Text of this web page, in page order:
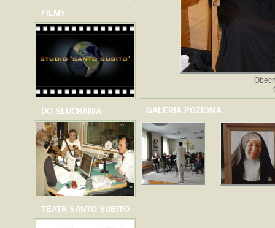
FILMY
DO SŁUCHANIA
TEATR SANTO SUBITO
GALERIA POZIOMA